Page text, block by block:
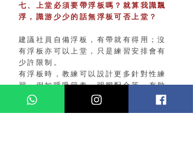
​七、上堂必須要帶浮板嗎？就算我識飄
浮，識游少少的話無浮板可否上堂？
建議社員自備浮板，有帶就有得用；沒
有浮板亦可以上堂，只是練習安排會有
少許限制。
有浮板時，教練可以設計更多針對性練
習，例如呼吸節奏、踢腳配合等，有助
你更快建立穩定動作。